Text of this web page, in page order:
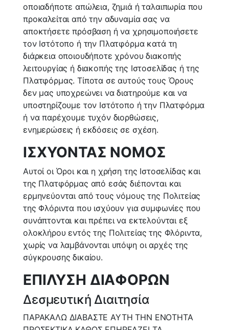
οποιαδήποτε απώλεια, ζημιά ή ταλαιπωρία που
προκαλείται από την αδυναμία σας να
αποκτήσετε πρόσβαση ή να χρησιμοποιήσετε
τον Ιστότοπο ή την Πλατφόρμα κατά τη
διάρκεια οποιουδήποτε χρόνου διακοπής
λειτουργίας ή διακοπής της Ιστοσελίδας ή της
Πλατφόρμας. Τίποτα σε αυτούς τους Όρους
δεν μας υποχρεώνει να διατηρούμε και να
υποστηρίζουμε τον Ιστότοπο ή την Πλατφόρμα
ή να παρέχουμε τυχόν διορθώσεις,
ενημερώσεις ή εκδόσεις σε σχέση.
ΙΣΧΥΟΝΤΑΣ ΝΟΜΟΣ
Αυτοί οι Όροι και η χρήση της Ιστοσελίδας και
της Πλατφόρμας από εσάς διέπονται και
ερμηνεύονται από τους νόμους της Πολιτείας
της Φλόριντα που ισχύουν για συμφωνίες που
συνάπτονται και πρέπει να εκτελούνται εξ
ολοκλήρου εντός της Πολιτείας της Φλόριντα,
χωρίς να λαμβάνονται υπόψη οι αρχές της
σύγκρουσης δικαίου.
ΕΠΙΛΥΣΗ ΔΙΑΦΟΡΩΝ
Δεσμευτική Διαιτησία
ΠΑΡΑΚΑΛΩ ΔΙΑΒΑΣΤΕ ΑΥΤΗ ΤΗΝ ΕΝΟΤΗΤΑ